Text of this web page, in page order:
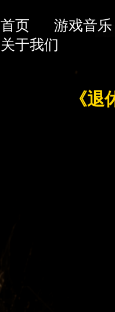
首页
游戏音乐
关于我们
《